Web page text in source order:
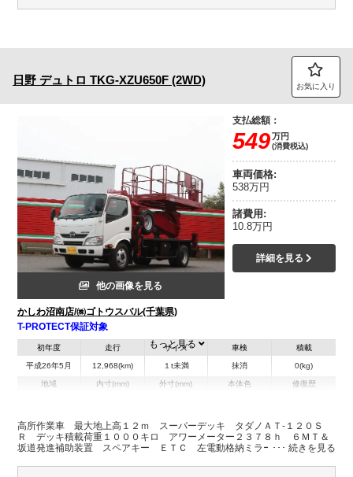
日野 デュトロ TKG-XZU650F (2WD) お気に入り
他の画像を見る
かしわ沼南店/㈱ゴトウスバル(千葉県)
T-PROTECT保証対象
支払総額：
549万円
(消費税込)
車両価格:
538万円
諸費用:
10.8万円
詳細を見る
初年度
平成26年5月
走行
12,968(km)
サイズ
１t未満
車検
抹消
積載
0(kg)
地域 内寸(mm) 外寸(mm)
H:3,200
本体色 修復歴
装備情報
もっと見る
高所作業車 最大地上高１２ｍ スーパーデッキ タダノＡＴ-１２０Ｓ
Ｒ デッキ積載荷重１０００キロ アワーメーター２３７８ｈ ６ＭＴ＆
坂道発進補助装置 スペアキー ＥＴＣ 左電動格納ミラー ＥＧ型式Ｎ